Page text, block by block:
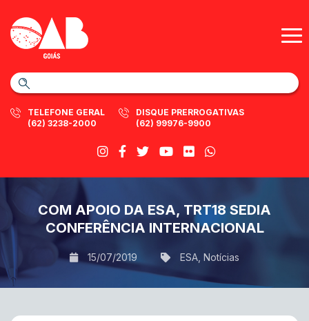
TELEFONE GERAL
(62) 3238-2000
DISQUE PRERROGATIVAS
(62) 99976-9900
COM APOIO DA ESA, TRT18 SEDIA
CONFERÊNCIA INTERNACIONAL
15/07/2019 ESA Notícias